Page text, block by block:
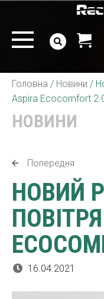
Головна / Новини /
Aspira Ecocomfort
НОВИНИ
Попередня
НОВИЙ
16.04.2021